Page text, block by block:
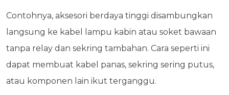
Contohnya, aksesori berdaya tinggi disambungkan
langsung ke kabel lampu kabin atau soket bawaan
tanpa relay dan sekring tambahan. Cara seperti ini
dapat membuat kabel panas, sekring sering putus,
atau komponen lain ikut terganggu.